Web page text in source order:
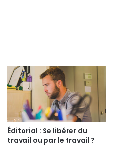
Éditorial : Se libérer du
travail ou par le travail ?